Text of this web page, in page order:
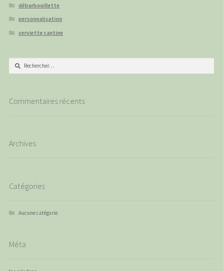
débarbouillette
personnalisation
serviette cantine
Rechercher :
Commentaires récents
Archives
Catégories
Aucune catégorie
Méta